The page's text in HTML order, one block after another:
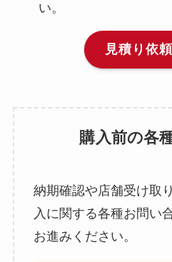
い。
見積り依
購入前の各
納期確認や店舗受け取
入に関する各種お問い
お進みください。